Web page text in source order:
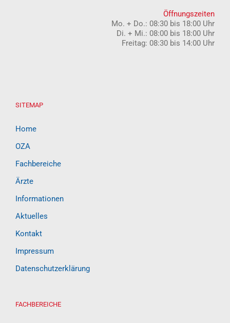
Öffnungszeiten
Mo. + Do.: 08:30 bis 18:00 Uhr
Di. + Mi.: 08:00 bis 18:00 Uhr
Freitag: 08:30 bis 14:00 Uhr
SITEMAP
Home
OZA
Fachbereiche
Ärzte
Informationen
Aktuelles
Kontakt
Impressum
Datenschutzerklärung
FACHBEREICHE